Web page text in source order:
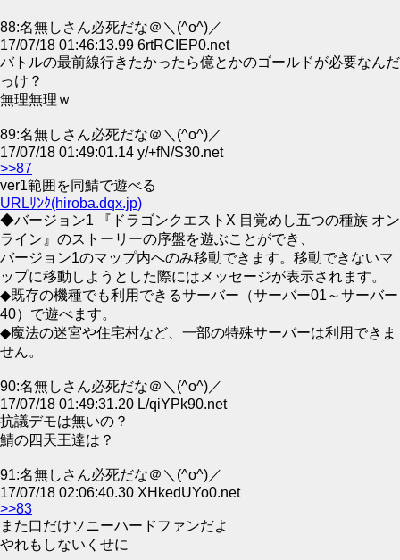
88:名無しさん必死だな＠＼(^o^)／
17/07/18 01:46:13.99 6rtRCIEP0.net
バトルの最前線行きたかったら億とかのゴールドが必要なんだ
っけ？
無理無理ｗ
89:名無しさん必死だな＠＼(^o^)／
17/07/18 01:49:01.14 y/+fN/S30.net
>>87
ver1範囲を同鯖で遊べる
URLﾘﾝｸ(hiroba.dqx.jp)
◆バージョン1 『ドラゴンクエストX 目覚めし五つの種族 オン
ライン』のストーリーの序盤を遊ぶことができ、
バージョン1のマップ内へのみ移動できます。移動できないマ
ップに移動しようとした際にはメッセージが表示されます。
◆既存の機種でも利用できるサーバー（サーバー01～サーバー
40）で遊べます。
◆魔法の迷宮や住宅村など、一部の特殊サーバーは利用できま
せん。
90:名無しさん必死だな＠＼(^o^)／
17/07/18 01:49:31.20 L/qiYPk90.net
抗議デモは無いの？
鯖の四天王達は？
91:名無しさん必死だな＠＼(^o^)／
17/07/18 02:06:40.30 XHkedUYo0.net
>>83
また口だけソニーハードファンだよ
やれもしないくせに